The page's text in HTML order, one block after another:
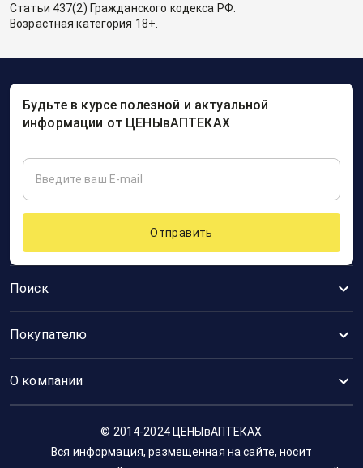
Статьи 437(2) Гражданского кодекса РФ.
Возрастная категория 18+.
Поиск
Покупателю
О компании
Будьте в курсе полезной и актуальной
информации от ЦЕНЫвАПТЕКАХ
Отправить
© 2014-2024 ЦЕНЫвАПТЕКАХ
Вся информация, размещенная на сайте, носит